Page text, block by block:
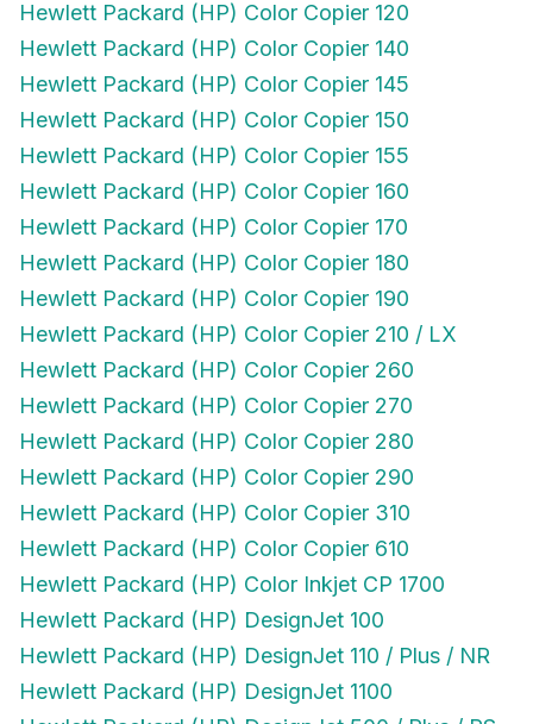
Hewlett Packard (HP) Color Copier 140
Hewlett Packard (HP) Color Copier 145
Hewlett Packard (HP) Color Copier 150
Hewlett Packard (HP) Color Copier 155
Hewlett Packard (HP) Color Copier 160
Hewlett Packard (HP) Color Copier 170
Hewlett Packard (HP) Color Copier 180
Hewlett Packard (HP) Color Copier 190
Hewlett Packard (HP) Color Copier 210 / LX
Hewlett Packard (HP) Color Copier 260
Hewlett Packard (HP) Color Copier 270
Hewlett Packard (HP) Color Copier 280
Hewlett Packard (HP) Color Copier 290
Hewlett Packard (HP) Color Copier 310
Hewlett Packard (HP) Color Copier 610
Hewlett Packard (HP) Color Inkjet CP 1700
Hewlett Packard (HP) DesignJet 100
Hewlett Packard (HP) DesignJet 110 / Plus / NR
Hewlett Packard (HP) DesignJet 1100
Hewlett Packard (HP) DesignJet 500 / Plus / PS